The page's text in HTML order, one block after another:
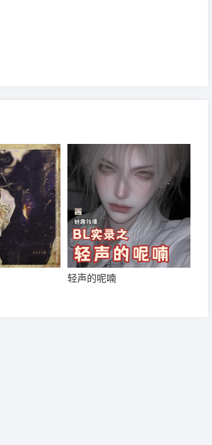
轻声的呢喃